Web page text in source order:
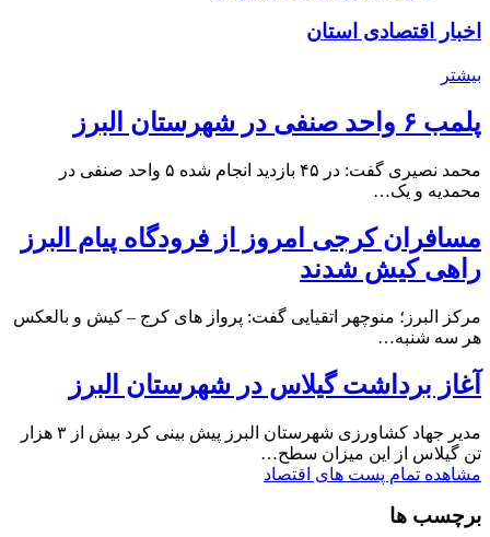
اخبار اقتصادی استان
بیشتر
پلمب ۶ واحد صنفی در شهرستان البرز
محمد نصیری گفت: در ۴۵ بازدید انجام شده ۵ واحد صنفی در
محمدیه و یک…
مسافران کرجی امروز از فرودگاه پیام البرز
راهی کیش شدند
مرکز البرز؛ منوچهر اتقیایی گفت: پرواز های کرج – کیش و بالعکس
هر سه شنبه…
آغاز برداشت گیلاس در شهرستان البرز
مدیر جهاد کشاورزی شهرستان البرز پیش بینی کرد بیش از ۳ هزار
تن گیلاس از این میزان سطح…
مشاهده تمام پست های اقتصاد
برچسب ها